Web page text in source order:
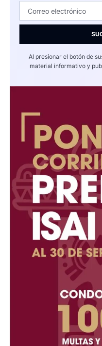
Al presionar el botón de
material informativo y